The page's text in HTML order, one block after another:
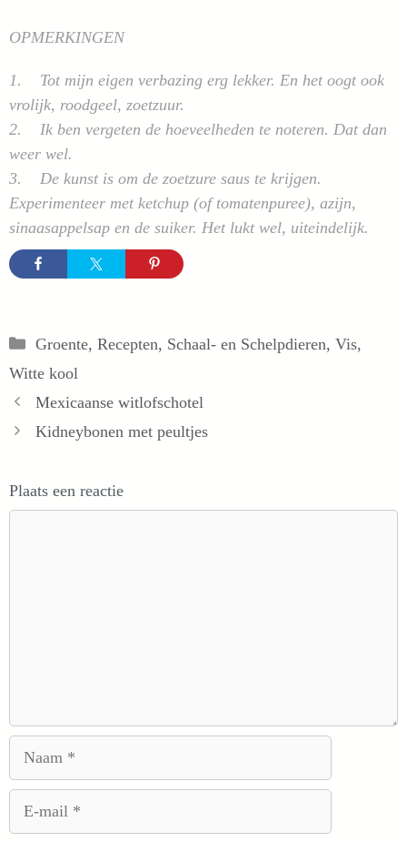
OPMERKINGEN
1. Tot mijn eigen verbazing erg lekker. En het oogt ook
vrolijk, roodgeel, zoetzuur.
2. Ik ben vergeten de hoeveelheden te noteren. Dat dan
weer wel.
3. De kunst is om de zoetzure saus te krijgen.
Experimenteer met ketchup (of tomatenpuree), azijn,
sinaasappelsap en de suiker. Het lukt wel, uiteindelijk.
Categorieën
Groente, Recepten, Schaal- en Schelpdieren, Vis,
Witte kool
Mexicaanse witlofschotel
Kidneybonen met peultjes
Plaats een reactie